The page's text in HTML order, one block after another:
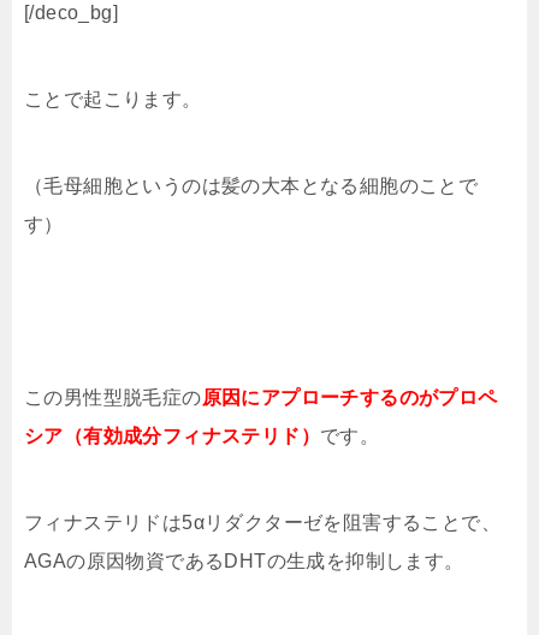
[/deco_bg]
ことで起こります。
（毛母細胞というのは髪の大本となる細胞のことで
す）
この男性型脱毛症の原因にアプローチするのがプロペ
シア（有効成分フィナステリド） です。
フィナステリドは5αリダクターゼを阻害することで、
AGAの原因物資であるDHTの生成を抑制します。